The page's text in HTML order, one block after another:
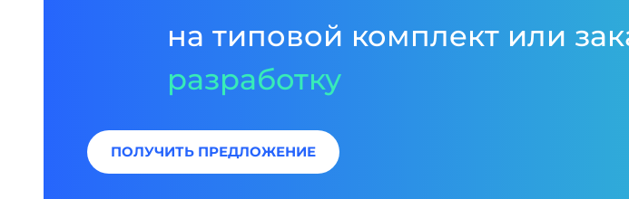
на типовой комплект или
разработку
ПОЛУЧИТЬ ПРЕДЛОЖЕНИЕ